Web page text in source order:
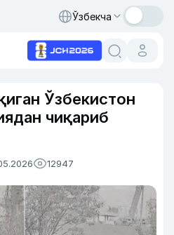
Ўзбекча
Ўзбекистон
чиқариб
12947